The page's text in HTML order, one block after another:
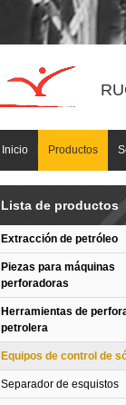
Inicio Productos
Lista de productos
Extracción de petróleo
Piezas para máquinas
perforadoras
Herramientas de
petrolera
Equipos de control de
Separador de esquistos